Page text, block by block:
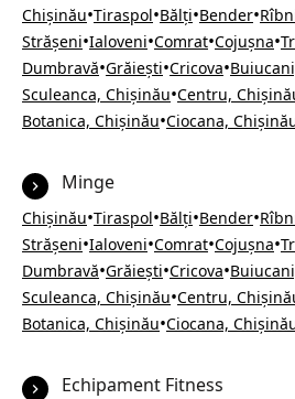
Chișinău•Tiraspol•Bălți•Bender•
Strășeni•Ialoveni•Comrat•Cojușna•
Dumbravă•Grăiești•Cricova•
Sculeanca, Chișinău•Centru,
Botanica, Chișinău•Ciocana,
Minge
Chișinău•Tiraspol•Bălți•Bender•
Strășeni•Ialoveni•Comrat•Cojușna•
Dumbravă•Grăiești•Cricova•
Sculeanca, Chișinău•Centru,
Botanica, Chișinău•Ciocana,
Echipament Fitness